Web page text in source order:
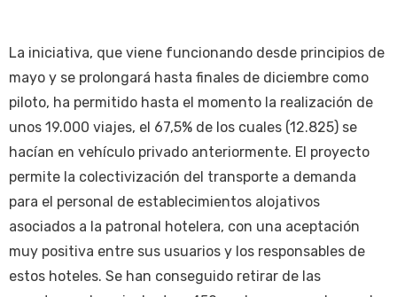
La iniciativa, que viene funcionando desde principios de
mayo y se prolongará hasta finales de diciembre como
piloto, ha permitido hasta el momento la realización de
unos 19.000 viajes, el 67,5% de los cuales (12.825) se
hacían en vehículo privado anteriormente. El proyecto
permite la colectivización del transporte a demanda
para el personal de establecimientos alojativos
asociados a la patronal hotelera, con una aceptación
muy positiva entre sus usuarios y los responsables de
estos hoteles. Se han conseguido retirar de las